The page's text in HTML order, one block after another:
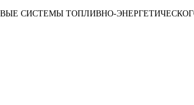
СИСТЕМЫ ТОПЛИВНО-